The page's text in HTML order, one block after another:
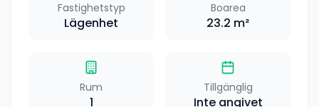
Fastighetstyp
Lägenhet
Boarea
23.2 m²
Rum
1
Tillgänglig
Inte angivet